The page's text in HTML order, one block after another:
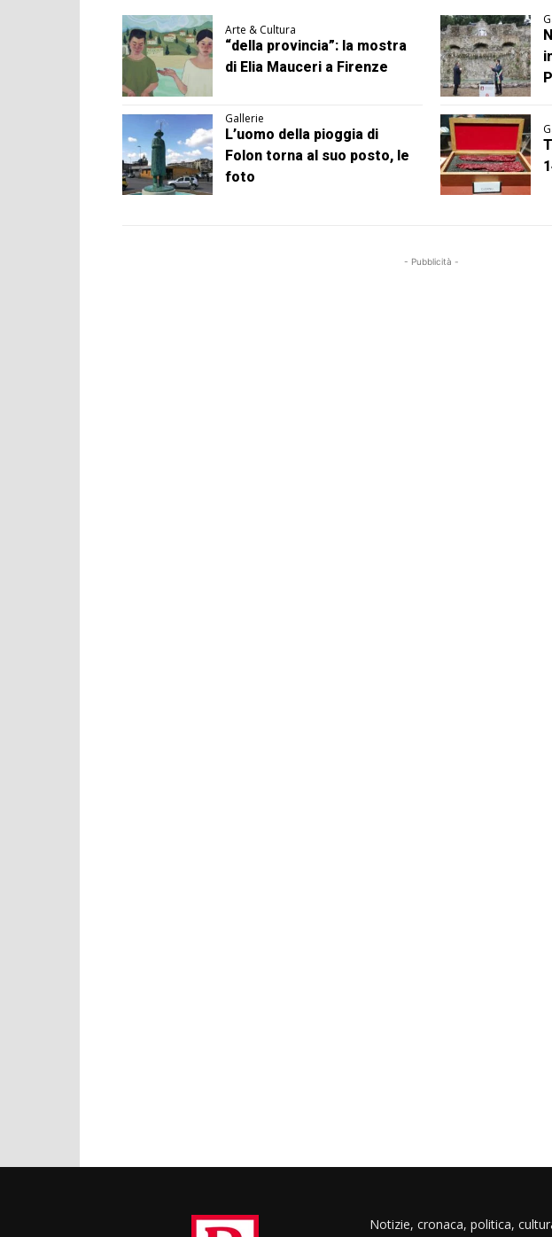
Arte & Cultura
“della provincia”: la mostra
di Elia Mauceri a Firenze
Gallerie
L’uomo della pioggia di
Folon torna al suo posto, le
foto
- Pubblicità -
Notizie, cronaca, politica,